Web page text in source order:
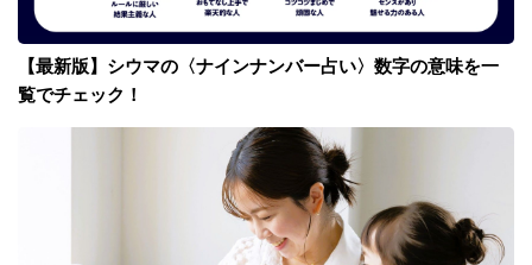
【最新版】シウマの〈ナインナンバー占い〉数字の意味を一
覧でチェック！